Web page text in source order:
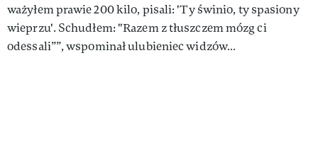
ważyłem prawie 200 kilo, pisali: 'Ty świnio, ty spasiony
wieprzu'. Schudłem: "Razem z tłuszczem mózg ci
odessali””, wspominał ulubieniec widzów…